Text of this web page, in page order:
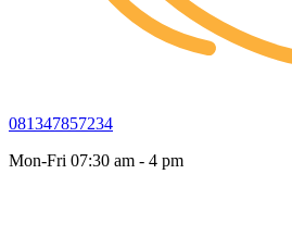
081347857234
Mon-Fri 07:30 am - 4 pm